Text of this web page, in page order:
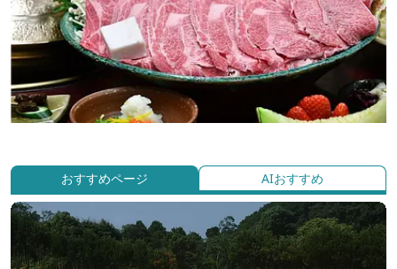
おすすめページ AIおすすめ